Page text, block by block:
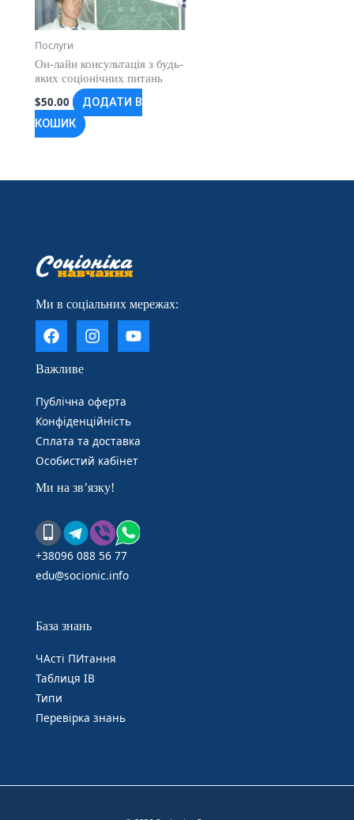
Послуги
Он-лайн консультація з будь-
яких соціонічних питань
$50.00
ДОДАТИ В
КОШИК
Ми в соціальних мережах:
Важливе
Публічна оферта
Конфіденційність
Cплата та доставка
Особистий кабінет
Ми на зв’язку!
+38096 088 56 77
edu@socionic.info
База знань
ЧАсті ПИтання
Таблиця IB
Типи
Перевірка знань